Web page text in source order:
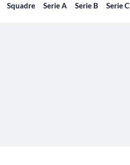
Squadre Serie A Serie B Serie C